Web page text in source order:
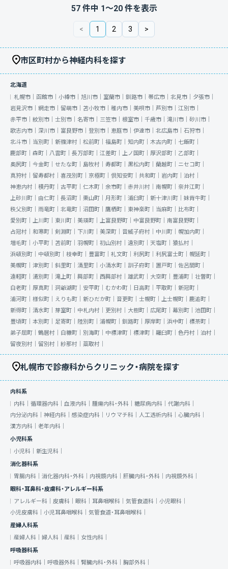
57件中 1〜20件を表示
< 1 2 3 >
市区町村から神経内科を探す
北海道
札幌市｜ 函館市｜ 小樽市｜ 旭川市｜ 室蘭市｜ 釧路市｜ 帯広市｜ 北見市｜ 夕張市｜
岩見沢市｜ 網走市｜ 留萌市｜ 苫小牧市｜ 稚内市｜ 美唄市｜ 芦別市｜ 江別市｜
赤平市｜ 紋別市｜ 士別市｜ 名寄市｜ 三笠市｜ 根室市｜ 千歳市｜ 滝川市｜ 砂川市｜
歌志内市｜ 深川市｜ 富良野市｜ 登別市｜ 恵庭市｜ 伊達市｜ 北広島市｜ 石狩市｜
北斗市｜ 当別町｜ 新篠津村｜ 松前町｜ 福島町｜ 知内町｜ 木古内町｜ 七飯町｜
鹿部町｜ 森町｜ 八雲町｜ 長万部町｜ 江差町｜ 上ノ国町｜ 厚沢部町｜ 乙部町｜
奥尻町｜ 今金町｜ せたな町｜ 島牧村｜ 寿都町｜ 黒松内町｜ 蘭越町｜ ニセコ町｜
真狩村｜ 留寿都村｜ 喜茂別町｜ 京極町｜ 倶知安町｜ 共和町｜ 岩内町｜ 泊村｜
神恵内村｜ 積丹町｜ 古平町｜ 仁木町｜ 余市町｜ 赤井川村｜ 南幌町｜ 奈井江町｜
上砂川町｜ 由仁町｜ 長沼町｜ 栗山町｜ 月形町｜ 浦臼町｜ 新十津川町｜ 妹背牛町｜
秩父別町｜ 雨竜町｜ 北竜町｜ 沼田町｜ 鷹栖町｜ 東神楽町｜ 当麻町｜ 比布町｜
愛別町｜ 上川町｜ 東川町｜ 美瑛町｜ 上富良野町｜ 中富良野町｜ 南富良野町｜
占冠村｜ 和寒町｜ 剣淵町｜ 下川町｜ 美深町｜ 音威子府村｜ 中川町｜ 幌加内町｜
増毛町｜ 小平町｜ 苫前町｜ 羽幌町｜ 初山別村｜ 遠別町｜ 天塩町｜ 猿払村｜
浜頓別町｜ 中頓別町｜ 枝幸町｜ 豊富町｜ 礼文町｜ 利尻町｜ 利尻富士町｜ 幌延町｜
美幌町｜ 津別町｜ 斜里町｜ 清里町｜ 小清水町｜ 訓子府町｜ 置戸町｜ 佐呂間町｜
遠軽町｜ 湧別町｜ 滝上町｜ 興部町｜ 西興部村｜ 雄武町｜ 大空町｜ 豊浦町｜ 壮瞥町｜
白老町｜ 厚真町｜ 洞爺湖町｜ 安平町｜ むかわ町｜ 日高町｜ 平取町｜ 新冠町｜
浦河町｜ 様似町｜ えりも町｜ 新ひだか町｜ 音更町｜ 士幌町｜ 上士幌町｜ 鹿追町｜
新得町｜ 清水町｜ 芽室町｜ 中札内村｜ 更別村｜ 大樹町｜ 広尾町｜ 幕別町｜ 池田町｜
豊頃町｜ 本別町｜ 足寄町｜ 陸別町｜ 浦幌町｜ 釧路町｜ 厚岸町｜ 浜中町｜ 標茶町｜
弟子屈町｜ 鶴居村｜ 白糠町｜ 別海町｜ 中標津町｜ 標津町｜ 羅臼町｜ 色丹村｜ 泊村｜
留夜別村｜ 留別村｜ 紗那村｜ 蘂取村｜
札幌市で診療科からクリニック・病院を探す
内科系
内科｜ 循環器内科｜ 血液内科｜ 腫瘍内科・外科｜ 糖尿病内科｜ 代謝内科｜
内分泌内科｜ 神経内科｜ 感染症内科｜ リウマチ科｜ 人工透析内科｜ 心臓内科｜
漢方内科｜ 老年内科｜
小児科系
小児科｜ 新生児科｜
消化器科系
胃腸内科｜ 消化器内科・外科｜ 内視鏡内科｜ 肝臓内科・外科｜ 内視鏡外科｜
眼科・耳鼻科・皮膚科・アレルギー科系
アレルギー科｜ 皮膚科｜ 眼科｜ 耳鼻咽喉科｜ 気管食道科｜ 小児眼科｜
小児皮膚科｜ 小児耳鼻咽喉科｜ 気管食道・耳鼻咽喉科｜
産婦人科系
産婦人科｜ 婦人科｜ 産科｜ 女性内科｜
呼吸器科系
呼吸器内科｜ 呼吸器外科｜ 腎臓内科・外科｜ 胸部外科｜